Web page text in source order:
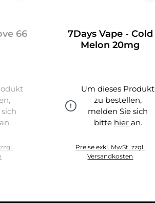
66
7Days Vape - Cold
Melon 20mg
Um dieses Produkt
zu bestellen,
melden Sie sich
bitte hieran.
Preise exkl. MwSt. zzgl.
Versandkosten
hier